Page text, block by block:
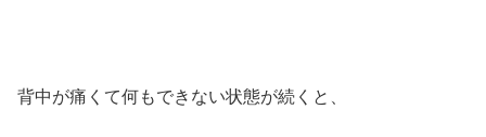
背中が痛くて何もできない状態が続くと、